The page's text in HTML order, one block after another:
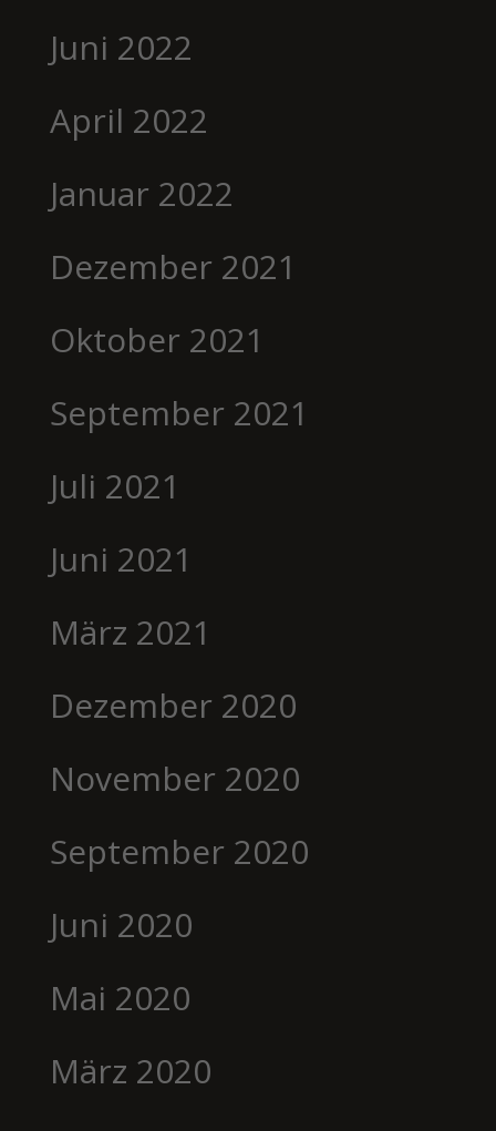
Juni 2022
April 2022
Januar 2022
Dezember 2021
Oktober 2021
September 2021
Juli 2021
Juni 2021
März 2021
Dezember 2020
November 2020
September 2020
Juni 2020
Mai 2020
März 2020